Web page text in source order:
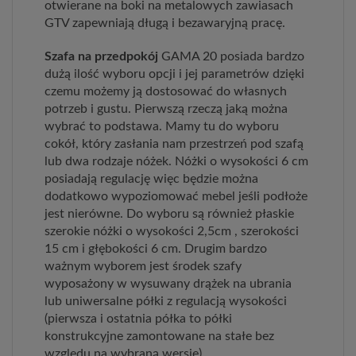
otwierane na boki na metalowych zawiasach
GTV zapewniają długą i bezawaryjną pracę.
Szafa na przedpokój GAMA 20 posiada bardzo
dużą ilość wyboru opcji i jej parametrów dzięki
czemu możemy ją dostosować do własnych
potrzeb i gustu. Pierwszą rzeczą jaką można
wybrać to podstawa. Mamy tu do wyboru
cokół, który zasłania nam przestrzeń pod szafą
lub dwa rodzaje nóżek. Nóżki o wysokości 6 cm
posiadają regulację więc będzie można
dodatkowo wypoziomować mebel jeśli podłoże
jest nierówne. Do wyboru są również płaskie
szerokie nóżki o wysokości 2,5cm , szerokości
15 cm i głębokości 6 cm. Drugim bardzo
ważnym wyborem jest środek szafy
wyposażony w wysuwany drążek na ubrania
lub uniwersalne półki z regulacją wysokości
(pierwsza i ostatnia półka to półki
konstrukcyjne zamontowane na stałe bez
względu na wybraną wersję).